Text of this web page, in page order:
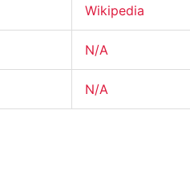
Wikipedia
N/A
N/A